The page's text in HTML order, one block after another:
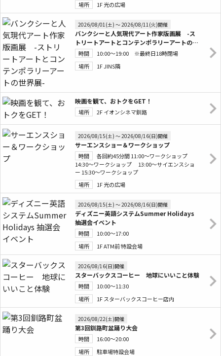
場所
1F 光の広場
2026/08/01(土) 〜 2026/08/11(火)開催
バンクシーと人気現代アート作家版画展 -ス
トリートアートとコンテンポラリーアートの世
界展-
時間
10:00～19:00 ※最終日18時閉場
場所
1F JINS隣
映画を観て、おトクをGET！
場所 2F イオンシネマ釧路
2026/08/15(土) 〜 2026/08/16(日)開催
サーエンスショー＆ワークショップ
時間
各回約45分間 11:00～ワークショップ
14:30～ワークショップ 13:00～サイエンスショ
ー 15:30～ワークショップ
場所
1F 光の広場
2026/08/15(土) 〜 2026/08/16(日)開催
ディズニー英語システムSummer Holidays
抽選会イベント
時間
10:00～17:00
場所
1F ATM前 特設会場
2026/08/16(日)開催
スターバックスコーヒー 地球にいいこと体験
時間
10:00～11:30
場所
1F スターバックスコーヒー店内
2026/08/22(土)開催
第3回釧路町盆踊り大会
時間
16:00～20:00
場所
駐車場特設会場